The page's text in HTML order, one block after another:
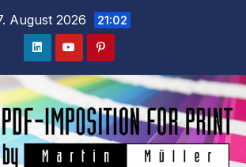
August 2026 21:02